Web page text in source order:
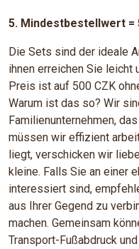
5. Mindestbestellwert =
Die Sets sind der ideale
ihnen erreichen Sie
Preis ist auf 500 CZK
Warum ist das so? Wir
Familienunternehmen,
müssen wir effizient
liegt, verschicken wir
kleine. Falls Sie an einer
interessiert sind,
aus Ihrer Gegend zu
machen. Gemeinsam
Transport-Fußabdruck